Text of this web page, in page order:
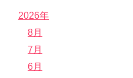
2026年
8月
7月
6月